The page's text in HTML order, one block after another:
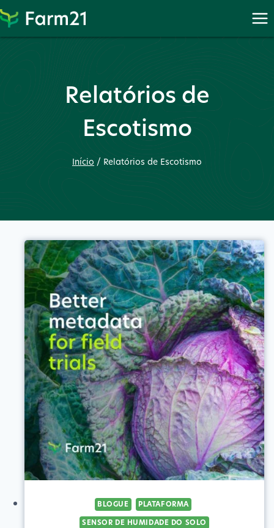
Proceder
para
Relatórios de
Escotismo
Início / Relatórios de Escotismo
BLOGUE
PLATAFORMA
SENSOR DE HUMIDADE DO SOLO